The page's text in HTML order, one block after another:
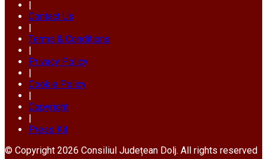
|
Contact Us
|
Terms & Conditions
|
Privacy Policy
|
Cookie Policy
|
Copyright
|
Press Kit
© Copyright 2026 Consiliul Județean Dolj. All rights reserved